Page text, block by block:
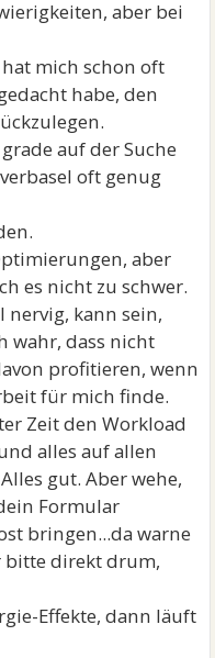
vergessen
und Beruflich
immer
aber bei
mich schon oft
habe, den
auf der Suche
oft genug
aber
es nicht zu schwer.
nervig, kann sein,
wahr, dass nicht
profitieren, wenn
für mich finde.
Zeit den Workload
alles auf allen
gut. Aber wehe,
Formular
bringen...da warne
bitte direkt drum,
Effekte, dann läuft